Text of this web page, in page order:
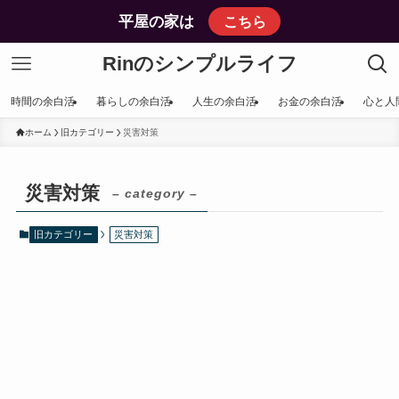
平屋の家は こちら
Rinのシンプルライフ
時間の余白活 暮らしの余白活 人生の余白活 お金の余白活 心と人
ホーム 旧カテゴリー 災害対策
災害対策 – category –
旧カテゴリー 災害対策